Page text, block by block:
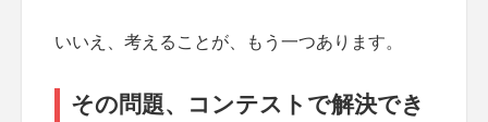
いいえ、考えることが、もう一つあります。
その問題、コンテストで解決でき